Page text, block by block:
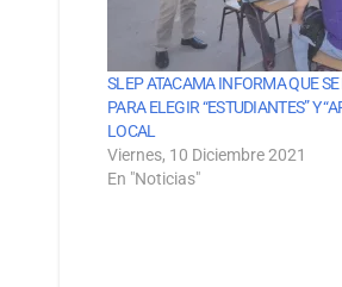
SLEP ATACAMA INFORMA QUE
PARA ELEGIR “ESTUDIANTES” Y
LOCAL
Viernes, 10 Diciembre 2021
En "Noticias"